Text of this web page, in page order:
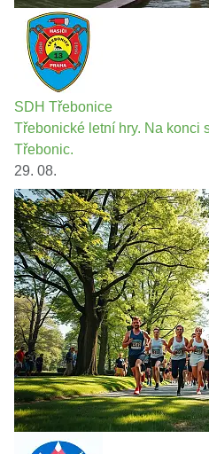
SDH Třebonice
Třebonické letní hry. Na konci
Třebonic.
29. 08.